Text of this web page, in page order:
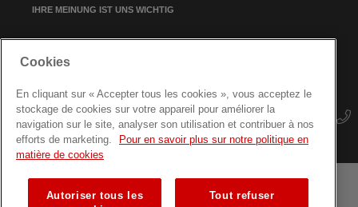
IHRE MEINUNG IST UNS WICHTIG
NEWSLETTER-ANMELDUNG
Geschäftsbedingungen Seitenübersicht
Cookies
En cliquant sur « Accepter tous les cookies », vous acceptez le
stockage de cookies sur votre appareil pour améliorer la
navigation sur le site, analyser son utilisation et contribuer à nos
efforts de marketing.
Pour en savoir plus sur notre politique en
matière de cookies
Autoriser tous les
Tout refuser